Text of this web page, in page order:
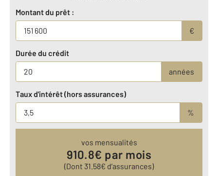
Montant du prêt :
€
Durée du crédit
années
Taux d'intérêt (hors assurances)
%
vos mensualités
910.8€ par mois
(Dont 31.58€ d’assurances)